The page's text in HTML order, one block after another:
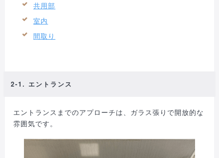
共用部
室内
間取り
2-1. エントランス
エントランスまでのアプローチは、ガラス張りで開放的な
雰囲気です。